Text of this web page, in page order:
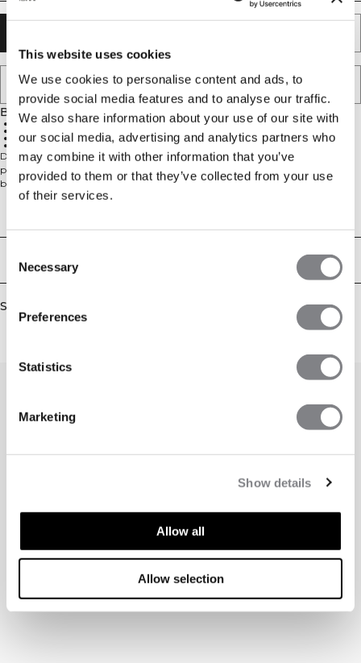
This website uses cookies
We use cookies to personalise content and ads, to
provide social media features and to analyse our traffic.
We also share information about your use of our site with
our social media, advertising and analytics partners who
may combine it with other information that you’ve
provided to them or that they’ve collected from your use
of their services.
Selection
Necessary
Preferences
Statistics
Marketing
Show details
Allow all
Allow selection
TILFØJ TIL ØNSKESKYEN
Beskrivelse
Afslappet oversize pasform
Frontlommer
Justerbar hætte
60% bomuld, 40% polyester
Designet til komfort og stil, har Everyday Relaxed Hoodie Print en oversize
pasform og et retro-inspireret branded back print. Lavet af en blød børstet
blanding af 60% bomuld og 40% polyester, den inkluderer håndlommer, en
justerbar snor-hætte og en løs silhuet – perfekt til træning, arbejde eller
Levering og returnering
Similar products